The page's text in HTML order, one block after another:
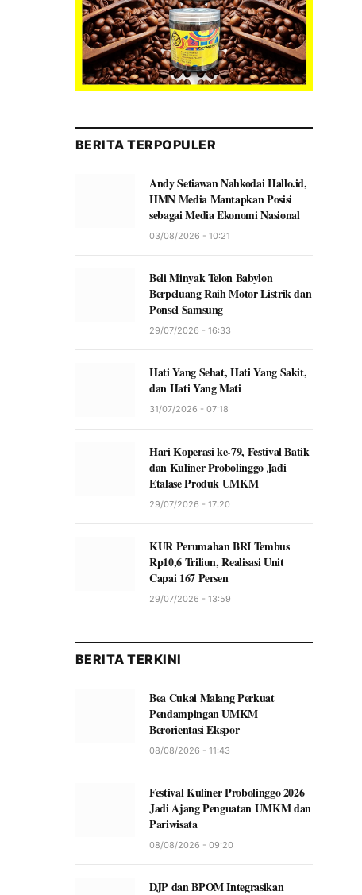
BERITA TERPOPULER
Andy Setiawan Nahkodai Hallo.id,
HMN Media Mantapkan Posisi
sebagai Media Ekonomi Nasional
03/08/2026 - 10:21
Beli Minyak Telon Babylon
Berpeluang Raih Motor Listrik dan
Ponsel Samsung
29/07/2026 - 16:33
Hati Yang Sehat, Hati Yang Sakit,
dan Hati Yang Mati
31/07/2026 - 07:18
Hari Koperasi ke-79, Festival Batik
dan Kuliner Probolinggo Jadi
Etalase Produk UMKM
29/07/2026 - 17:20
KUR Perumahan BRI Tembus
Rp10,6 Triliun, Realisasi Unit
Capai 167 Persen
29/07/2026 - 13:59
BERITA TERKINI
Bea Cukai Malang Perkuat
Pendampingan UMKM
Berorientasi Ekspor
08/08/2026 - 11:43
Festival Kuliner Probolinggo 2026
Jadi Ajang Penguatan UMKM dan
Pariwisata
08/08/2026 - 09:20
DJP dan BPOM Integrasikan